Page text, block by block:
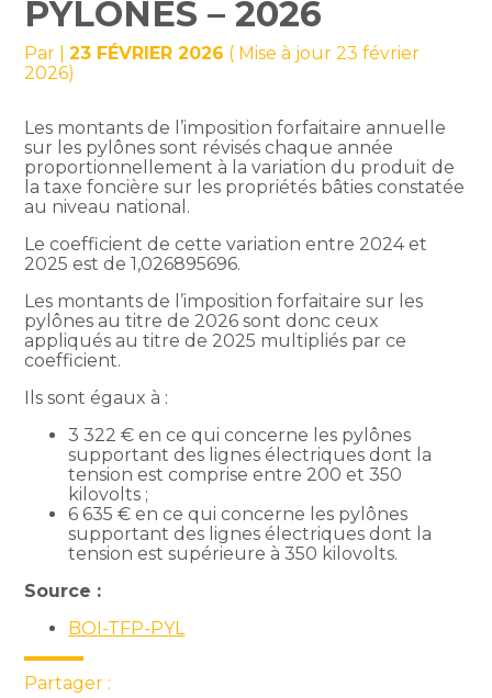
PYLÔNES – 2026
Par |23 FÉVRIER 2026 ( Mise à jour 23 février
2026)
Les montants de l’imposition forfaitaire annuelle
sur les pylônes sont révisés chaque année
proportionnellement à la variation du produit de
la taxe foncière sur les propriétés bâties constatée
au niveau national.
Le coefficient de cette variation entre 2024 et
2025 est de 1,026895696.
Les montants de l’imposition forfaitaire sur les
pylônes au titre de 2026 sont donc ceux
appliqués au titre de 2025 multipliés par ce
coefficient.
Ils sont égaux à :
3 322 € en ce qui concerne les pylônes
supportant des lignes électriques dont la
tension est comprise entre 200 et 350
kilovolts ;
6 635 € en ce qui concerne les pylônes
supportant des lignes électriques dont la
tension est supérieure à 350 kilovolts.
Source :
BOI-TFP-PYL
Partager :